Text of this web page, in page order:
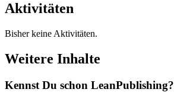
Aktivitäten
Bisher keine Aktivitäten.
Weitere Inhalte
Kennst Du schon LeanPublishing?